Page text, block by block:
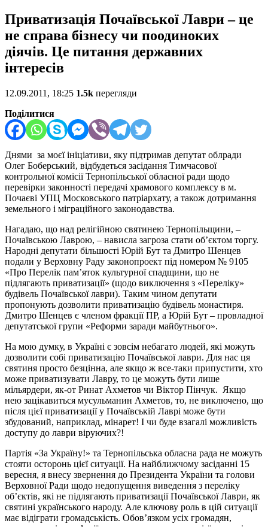
Приватизація Почаївської Лаври – це
не справа бізнесу чи поодиноких
діячів. Це питання державних
інтересів
12.09.2011, 18:25 1.5k перегляди
Поділитися
Днями за моєї ініціативи, яку підтримав депутат облради
Олег Боберський, відбудеться засідання Тимчасової
контрольної комісії Тернопільської обласної ради щодо
перевірки законності передачі храмового комплексу в м.
Почаєві УПЦ Московського патріархату, а також дотримання
земельного і міграційного законодавства.
Нагадаю, що над релігійною святинею Тернопільщини, –
Почаївською Лаврою, – нависла загроза стати об’єктом торгу.
Народні депутати більшості Юрій Бут та Дмитро Шенцев
подали у Верховну Раду законопроект під номером № 9105
«Про Перелік пам’яток культурної спадщини, що не
підлягають приватизації» (щодо виключення з «Переліку»
будівель Почаївської лаври). Таким чином депутати
пропонують дозволити приватизацію будівель монастиря.
Дмитро Шенцев є членом фракції ПР, а Юрій Бут – провладної
депутатської групи «Реформи заради майбутнього».
На мою думку, в Україні є зовсім небагато людей, які можуть
дозволити собі приватизацію Почаївської лаври. Для нас ця
святиня просто безцінна, але якщо ж все-таки припустити, хто
може приватизувати Лавру, то це можуть бути лише
мільярдери, як-от Ринат Ахметов чи Віктор Пінчук. Якщо
нею зацікавиться мусульманин Ахметов, то, не виключено, що
після цієї приватизації у Почаївській Лаврі може бути
збудований, наприклад, мінарет! І чи буде взагалі можливість
доступу до лаври віруючих?!
Партія «За Україну!» та Тернопільська обласна рада не можуть
стояти осторонь цієї ситуації. На найближчому засіданні 15
вересня, я внесу звернення до Президента України та голови
Верховної Ради щодо недопущення виведення з переліку
об’єктів, які не підлягають приватизації Почаївської Лаври, як
святині українського народу. Але ключову роль в цій ситуації
має відіграти громадськість. Обов’язком усіх громадян,